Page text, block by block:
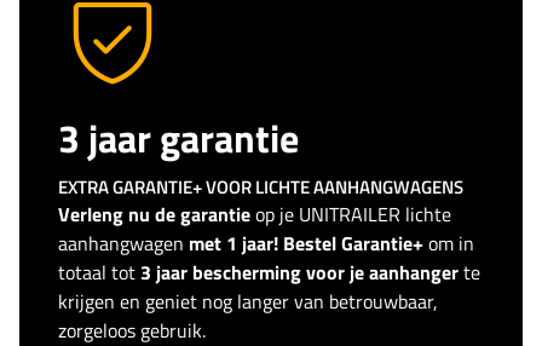
3 jaar garantie
EXTRA GARANTIE+ VOOR LICHTE AANHANGWAGENS
Verleng nu de garantieop je UNITRAILER lichte
aanhangwagen met 1 jaar! Bestel Garantie+om in
totaal tot 3 jaar bescherming voor je aanhangerte
krijgen en geniet nog langer van betrouwbaar,
zorgeloos gebruik.